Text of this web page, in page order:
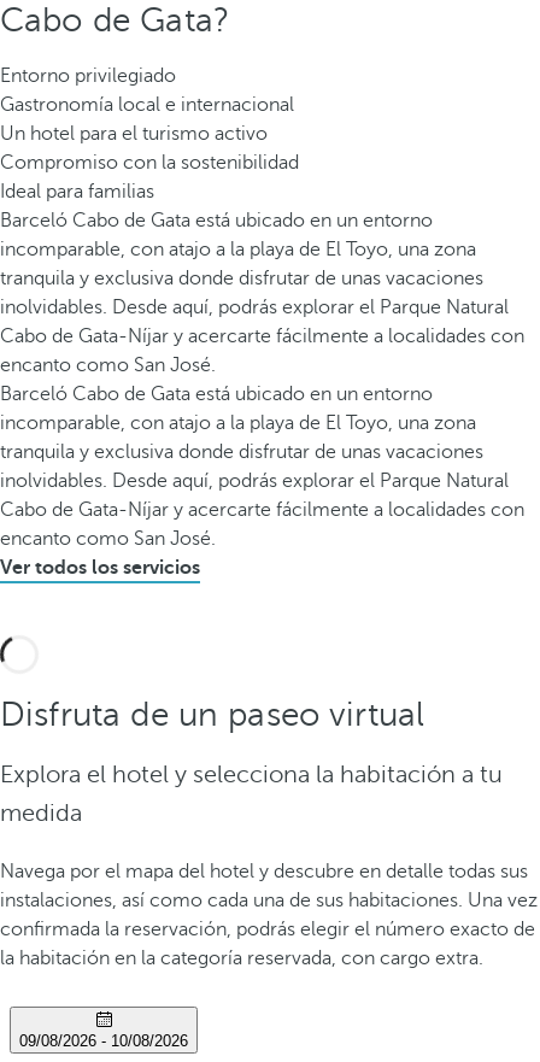
Cabo de Gata?
Entorno privilegiado
Gastronomía local e internacional
Un hotel para el turismo activo
Compromiso con la sostenibilidad
Ideal para familias
Barceló Cabo de Gata está ubicado en un entorno
incomparable, con atajo a la playa de El Toyo, una zona
tranquila y exclusiva donde disfrutar de unas vacaciones
inolvidables. Desde aquí, podrás explorar el Parque Natural
Cabo de Gata-Níjar y acercarte fácilmente a localidades con
encanto como San José.
Barceló Cabo de Gata está ubicado en un entorno
incomparable, con atajo a la playa de El Toyo, una zona
tranquila y exclusiva donde disfrutar de unas vacaciones
inolvidables. Desde aquí, podrás explorar el Parque Natural
Cabo de Gata-Níjar y acercarte fácilmente a localidades con
encanto como San José.
Ver todos los servicios
Disfruta de un paseo virtual
Explora el hotel y selecciona la habitación a tu
medida
Navega por el mapa del hotel y descubre en detalle todas sus
instalaciones, así como cada una de sus habitaciones. Una vez
confirmada la reservación, podrás elegir el número exacto de
la habitación en la categoría reservada, con cargo extra.